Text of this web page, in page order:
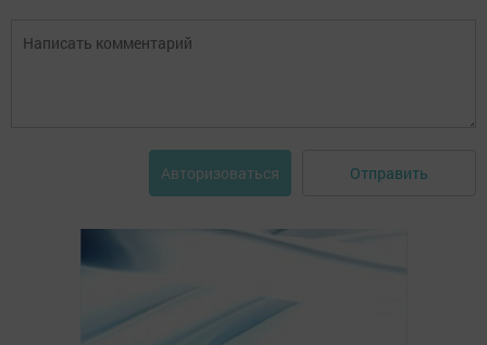
Авторизоваться Отправить